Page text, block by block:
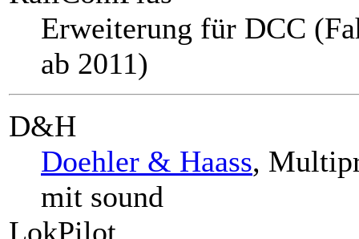
Erweiterung für DCC
ab 2011)
D&H
Doehler & Haass,
mit sound
LokPilot